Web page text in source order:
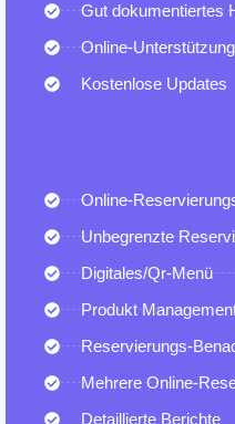
Gut dokumentiertes
Online-Unterstützung
Kostenlose Updates
Online-
Unbegrenzte
Digitales/Qr-Menü
Produkt
Reservierungs-
Mehrere Online-
Detaillierte Berichte